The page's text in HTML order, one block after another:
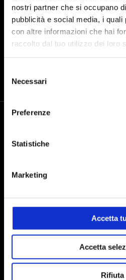
nostri partner che si occupano
pubblicità e social media, i quali
con altre informazioni che hai
raccolto dal tuo utilizzo dei loro
delNecessari
Preferenze
Statistiche
Marketing
Accetta
Accetta
Rifiuta
INVIA
Menu
+39 075 609091 (r.a.)